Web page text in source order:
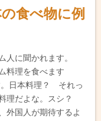
食べ物に例
人に聞かれます。
料理を食べます
。日本料理？ それっ
理だよな。スシ？
国人が期待するよ